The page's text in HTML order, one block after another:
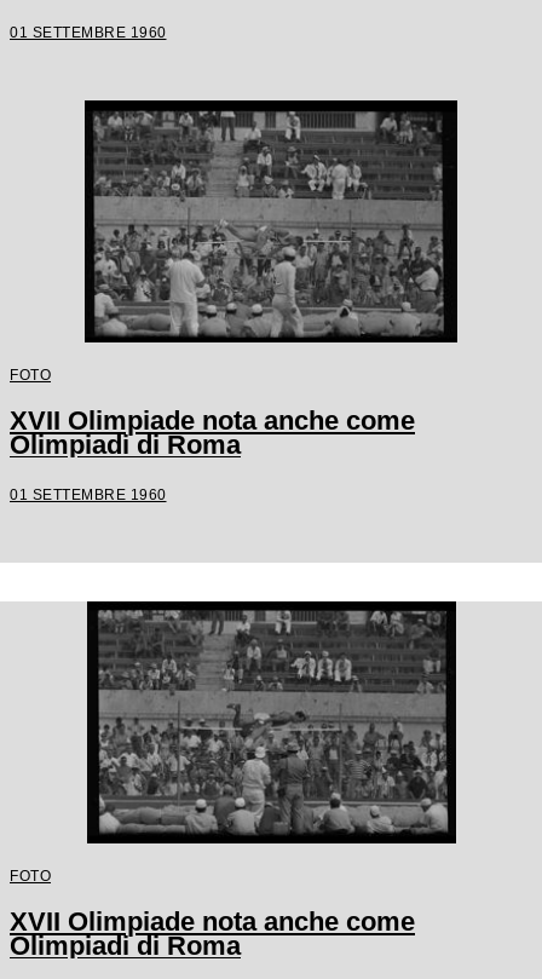
01 SETTEMBRE 1960
FOTO
XVII Olimpiade nota anche come
Olimpiadi di Roma
01 SETTEMBRE 1960
FOTO
XVII Olimpiade nota anche come
Olimpiadi di Roma